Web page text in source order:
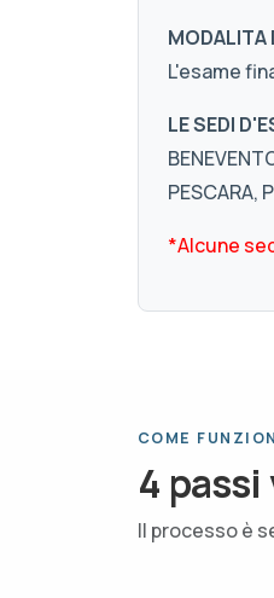
MODALITA
L'esame
LE SEDI
PESCARA,
*Alcune
COME
4
Il processo è